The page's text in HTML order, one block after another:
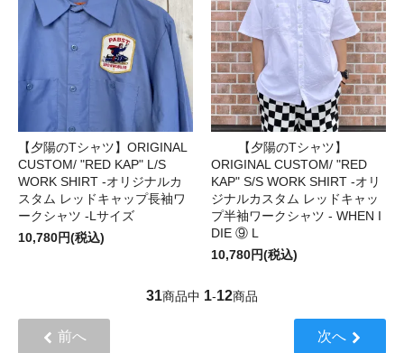
【夕陽のTシャツ】ORIGINAL
CUSTOM/ "RED KAP" L/S
WORK SHIRT -オリジナルカ
スタム レッドキャップ長袖ワ
ークシャツ -Lサイズ
10,780円(税込)
【夕陽のTシャツ】
ORIGINAL CUSTOM/ "RED
KAP" S/S WORK SHIRT -オリ
ジナルカスタム レッドキャッ
プ半袖ワークシャツ - WHEN I
DIE ⑨ L
10,780円(税込)
31商品中 1-12商品
前へ 次へ